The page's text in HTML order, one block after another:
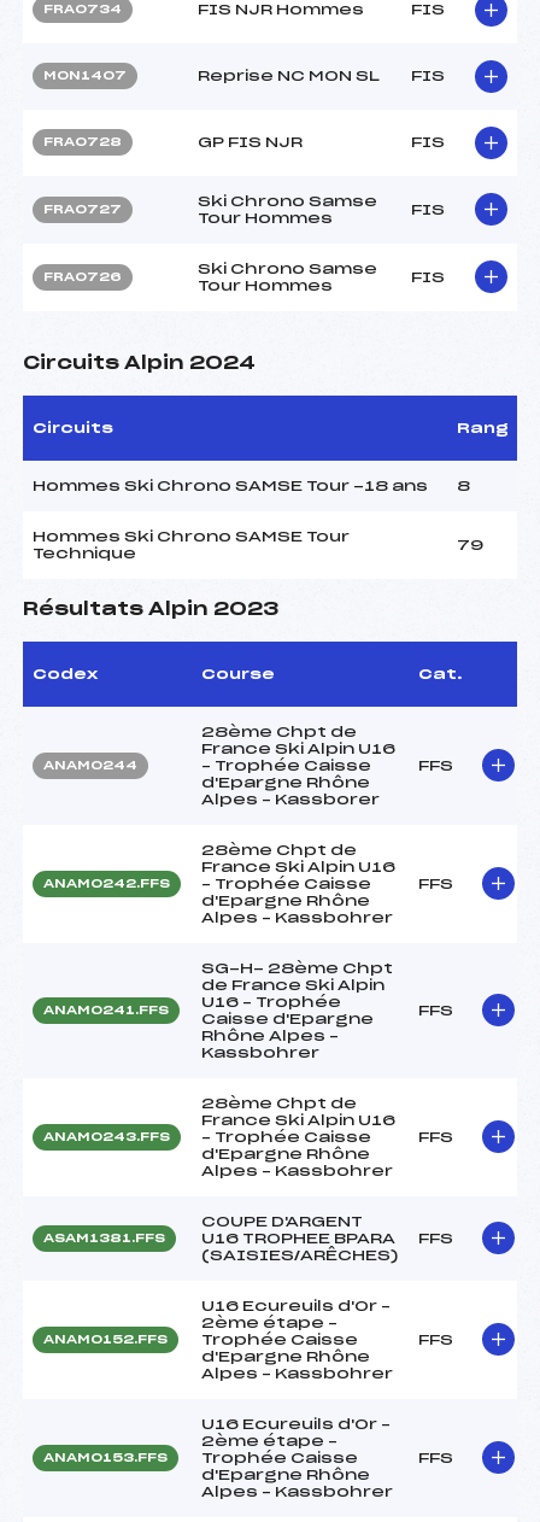
FRA0734 FIS NJR Hommes FIS
MON1407 Reprise NC MON SL FIS
FRA0728 GP FIS NJR FIS
FRA0727
Ski Chrono Samse
Tour Hommes
FIS
FRA0726
Ski Chrono Samse
Tour Hommes
FIS
Circuits Alpin 2024
Circuits Rang
Hommes Ski Chrono SAMSE Tour -18 ans 8
Hommes Ski Chrono SAMSE Tour
Technique
79
Résultats Alpin 2023
Codex Course Cat.
ANAM0244
28ème Chpt de
France Ski Alpin U16
– Trophée Caisse
d'Epargne Rhône
Alpes – Kassborer
FFS
ANAM0242.FFS
28ème Chpt de
France Ski Alpin U16
– Trophée Caisse
d'Epargne Rhône
Alpes – Kassbohrer
FFS
ANAM0241.FFS
SG-H- 28ème Chpt
de France Ski Alpin
U16 – Trophée
Caisse d'Epargne
Rhône Alpes –
Kassbohrer
FFS
ANAM0243.FFS
28ème Chpt de
France Ski Alpin U16
– Trophée Caisse
d'Epargne Rhône
Alpes – Kassbohrer
FFS
ASAM1381.FFS
COUPE D'ARGENT
U16 TROPHEE BPARA
(SAISIES/ARÊCHES)
FFS
ANAM0152.FFS
U16 Ecureuils d'Or –
2ème étape –
Trophée Caisse
d'Epargne Rhône
Alpes – Kassbohrer
FFS
ANAM0153.FFS
U16 Ecureuils d'Or –
2ème étape –
Trophée Caisse
d'Epargne Rhône
Alpes – Kassbohrer
FFS